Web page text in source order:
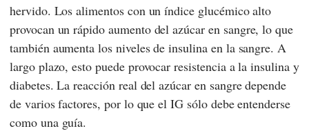
hervido. Los alimentos con un índice glucémico alto
provocan un rápido aumento del azúcar en sangre, lo que
también aumenta los niveles de insulina en la sangre. A
largo plazo, esto puede provocar resistencia a la insulina y
diabetes. La reacción real del azúcar en sangre depende
de varios factores, por lo que el IG sólo debe entenderse
como una guía.